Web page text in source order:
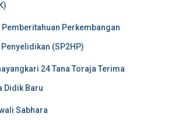
Pemberitahuan Perkembangan
(SP2HP)
24 Tana Toraja Terima
Didik Baru
Sabhara